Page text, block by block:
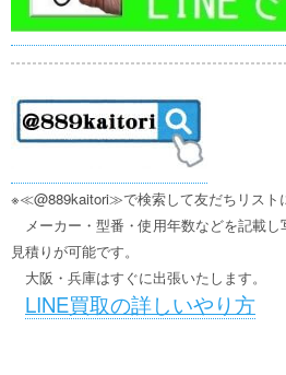
※≪@889kaitori≫で検索して友だちリスト
メーカー・型番・使用年数などを記載
見積りが可能です。
大阪・兵庫はすぐに出張いたします。
LINE買取の詳しいやり方